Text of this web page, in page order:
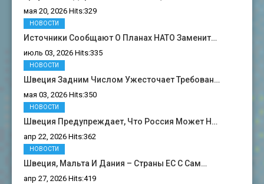
мая 20, 2026 Hits:329
Источники Сообщают О Планах НАТО Заменит…
июль 03, 2026 Hits:335
НОВОСТИ
Швеция Задним Числом Ужесточает Требован…
мая 03, 2026 Hits:350
НОВОСТИ
Швеция Предупреждает, Что Россия Может Н…
апр 22, 2026 Hits:362
НОВОСТИ
Швеция, Мальта И Дания – Страны ЕС С Сам…
апр 27, 2026 Hits:419
НОВОСТИ